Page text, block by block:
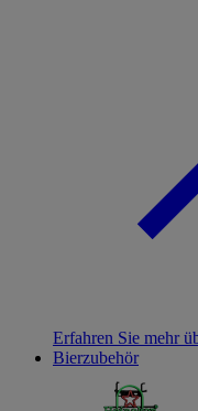
Erfahren Sie mehr
Bierzubehör